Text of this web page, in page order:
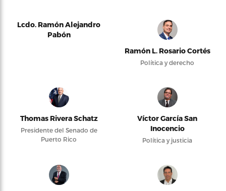
Lcdo. Ramón Alejandro
Pabón
Ramón L. Rosario Cortés
Política y derecho
Thomas Rivera Schatz
Presidente del Senado de
Puerto Rico
Víctor García San
Inocencio
Política y justicia